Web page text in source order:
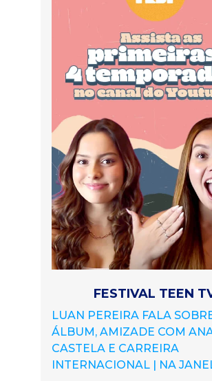
FESTIVAL TEEN
LUAN PEREIRA FALA
ÁLBUM, AMIZADE COM
CASTELA E CARREIRA
INTERNACIONAL | NA